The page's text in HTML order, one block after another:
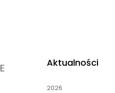
Aktualności
2026